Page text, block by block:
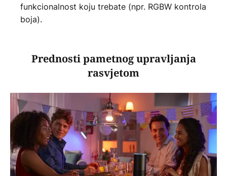
funkcionalnost koju trebate (npr. RGBW kontrola
boja).
Prednosti pametnog upravljanja
rasvjetom